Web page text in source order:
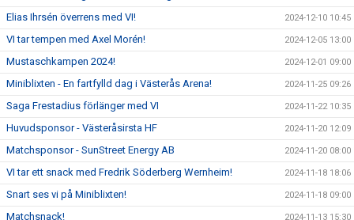
Elias Ihrsén överrens med VI! 2024-12-10 10:45
VI tar tempen med Axel Morén! 2024-12-05 13:00
Mustaschkampen 2024! 2024-12-01 09:00
Miniblixten - En fartfylld dag i Västerås Arena! 2024-11-25 09:26
Saga Frestadius förlänger med VI 2024-11-22 10:35
Huvudsponsor - Västeråsirsta HF 2024-11-20 12:09
Matchsponsor - SunStreet Energy AB 2024-11-20 08:00
VI tar ett snack med Fredrik Söderberg Wernheim! 2024-11-18 18:06
Snart ses vi på Miniblixten! 2024-11-18 09:00
Matchsnack! 2024-11-13 15:30